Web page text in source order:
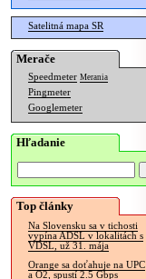
Satelitná mapa SR
Merače
Speedmeter Merania
Pingmeter
Googlemeter
Hľadanie
Top články
Na Slovensku sa v tichosti
vypína ADSL v lokalitách s
VDSL, už 31. mája
Orange sa doťahuje na UPC
a O2, spustí 2.5 Gbps